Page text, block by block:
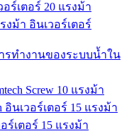
ร์เตอร์ 20 แรงม้า
ม้า อินเวอร์เตอร์
รทำงานของระบบน้ำใน
Screw 10 แรงม้า
นเวอร์เตอร์ 15 แรงม้า
เตอร์ 15 แรงม้า